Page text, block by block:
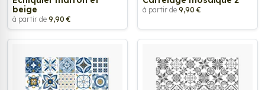
beige
à partir de 9,90 €
à partir de 9,90 €